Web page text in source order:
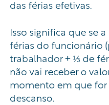
das férias efetivas.
Isso significa que se
férias do funcionário
trabalhador + ⅓ de
não vai receber o
momento em que
descanso.